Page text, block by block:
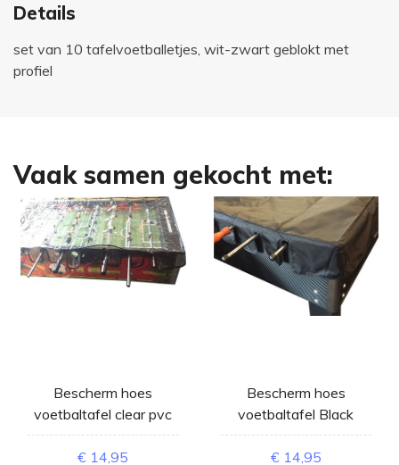
Details
set van 10 tafelvoetballetjes, wit-zwart geblokt met
profiel
Vaak samen gekocht met:
Bescherm hoes
voetbaltafel clear pvc
€ 14,95
Bescherm hoes
voetbaltafel Black
€ 14,95